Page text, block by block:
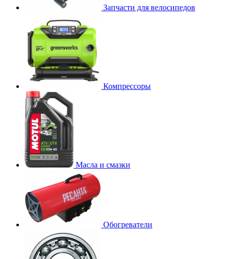
Запчасти для велосипедов
Компрессоры
Масла и смазки
Обогреватели